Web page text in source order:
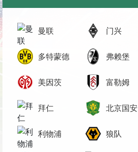
曼联 门兴
多特蒙德 弗赖堡
美因茨 富勒姆
拜仁 北京国安
利物浦 狼队